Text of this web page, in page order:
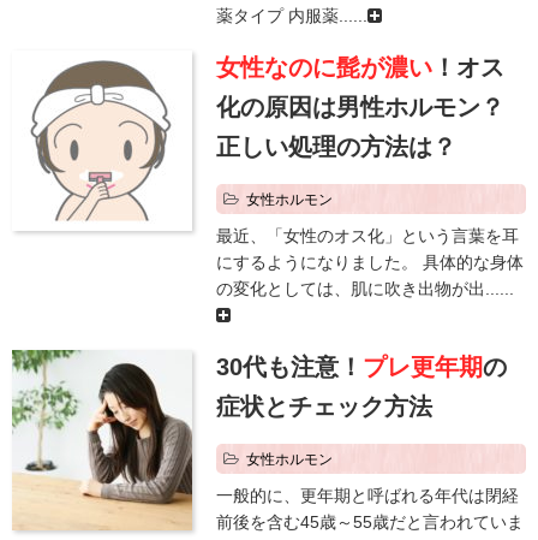
薬タイプ 内服薬......
女性なのに髭が濃い ！オス
化の原因は男性ホルモン？
正しい処理の方法は？
女性ホルモン
最近、「女性のオス化」という言葉を耳
にするようになりました。 具体的な身体
の変化としては、肌に吹き出物が出......
30代も注意！ プレ更年期の
症状とチェック方法
女性ホルモン
一般的に、更年期と呼ばれる年代は閉経
前後を含む45歳～55歳だと言われていま